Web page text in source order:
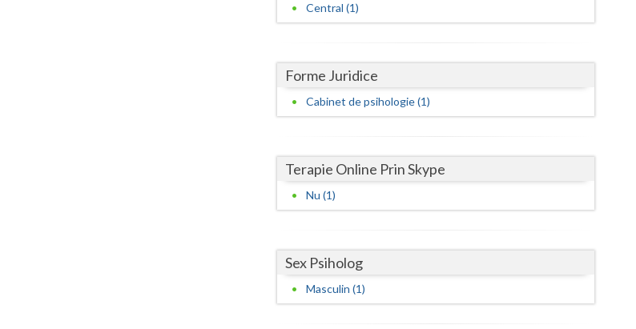
Ialomita
Maramures
Mures
Neamt
Olt
Prahova
Central (1)
Forme Juridice
Cabinet de psihologie (1)
Terapie Online Prin Skype
Nu (1)
Sex Psiholog
Masculin (1)